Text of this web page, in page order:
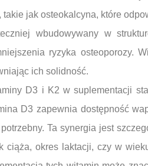
takie jak osteokalcyna, które
wbudowywany w
ryzyka osteoporozy.
ich solidność.
D3 i K2 w suplementacji
D3 zapewnia dostępność
Ta synergia jest
ciąża, okres laktacji, czy w